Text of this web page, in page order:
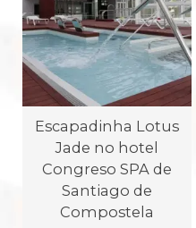
Escapadinha Lotus
Jade no hotel
Congreso SPA de
Santiago de
Compostela